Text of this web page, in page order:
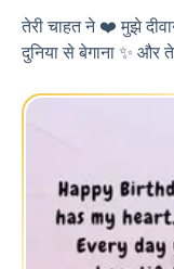
तेरी चाहत ने ❤️ मुझे
दुनिया से बेगाना ✨ और